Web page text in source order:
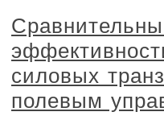
силовых
полевым